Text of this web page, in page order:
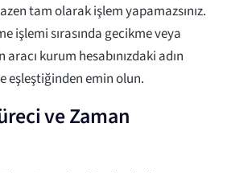
tam olarak işlem yapamazsınız.
işlemi sırasında gecikme veya
kurum hesabınızdaki adın
eşleştiğinden emin olun.
ve Zaman